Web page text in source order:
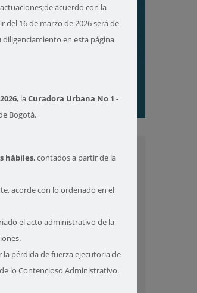
DE INTERES AL
acuerdo con la
del 16 de marzo de 2026 será de
diligenciamiento en esta página
, laCuradora Urbana No 1 -
Bogotá.
hábiles, contados a partir de la
acorde con lo ordenado en el
el acto administrativo de la
pérdida de fuerza ejecutoria de
lo Contencioso Administrativo.